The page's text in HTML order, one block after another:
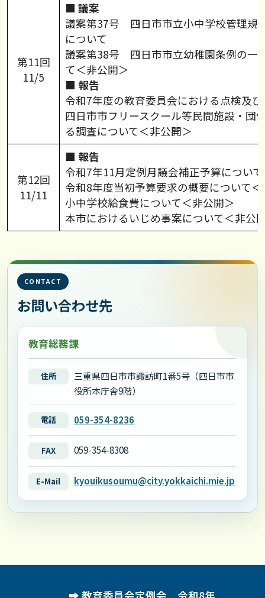
第11回
11/5
■ 議案
議案第37号 四日市市立小中学校管理規
について
議案第38号 四日市市立幼稚園条例の一
て＜非公開＞
■ 報告
令和7年度の教育委員会における点検及
四日市市フリースクール等民間施設・団
る調査について＜非公開＞
第12回
11/11
■ 報告
令和7年11月定例月議会補正予算につい
令和8年度当初予算要求の概要について
小中学校給食費について＜非公開＞
本市におけるいじめ事案について＜非公
CONTACT
お問い合わせ先
教育総務課
住所
三重県四日市市諏訪町1番5号（四日市市
役所本庁舎9階）
電話 059-354-8236
FAX 059-354-8308
E-Mail kyouikusoumu@city.yokkaichi.mie.jp